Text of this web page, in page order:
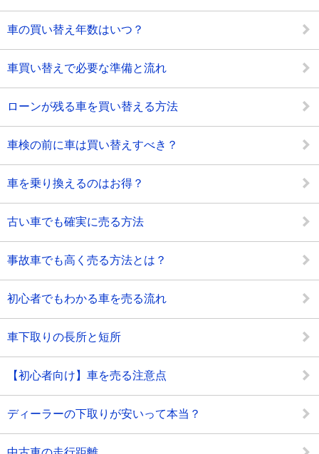
車の買い替え年数はいつ？
車買い替えで必要な準備と流れ
ローンが残る車を買い替える方法
車検の前に車は買い替えすべき？
車を乗り換えるのはお得？
古い車でも確実に売る方法
事故車でも高く売る方法とは？
初心者でもわかる車を売る流れ
車下取りの長所と短所
【初心者向け】車を売る注意点
ディーラーの下取りが安いって本当？